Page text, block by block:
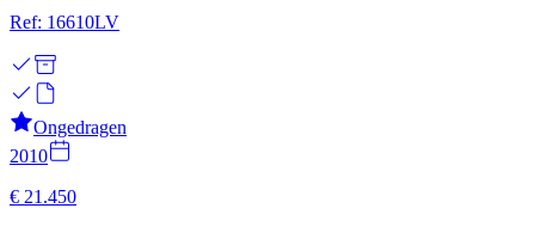
Ref: 16610LV
Ongedragen
2010
€ 21.450